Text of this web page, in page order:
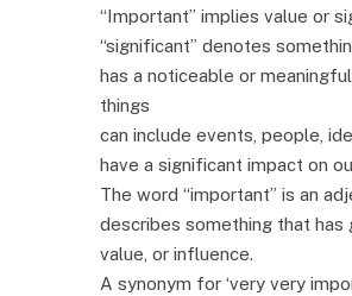
“Important” implies value or
“significant” denotes
has a noticeable or
things
can include events, people,
have a significant impact on
The word “important” is an
describes something that has
value, or influence.
A synonym for ‘very very